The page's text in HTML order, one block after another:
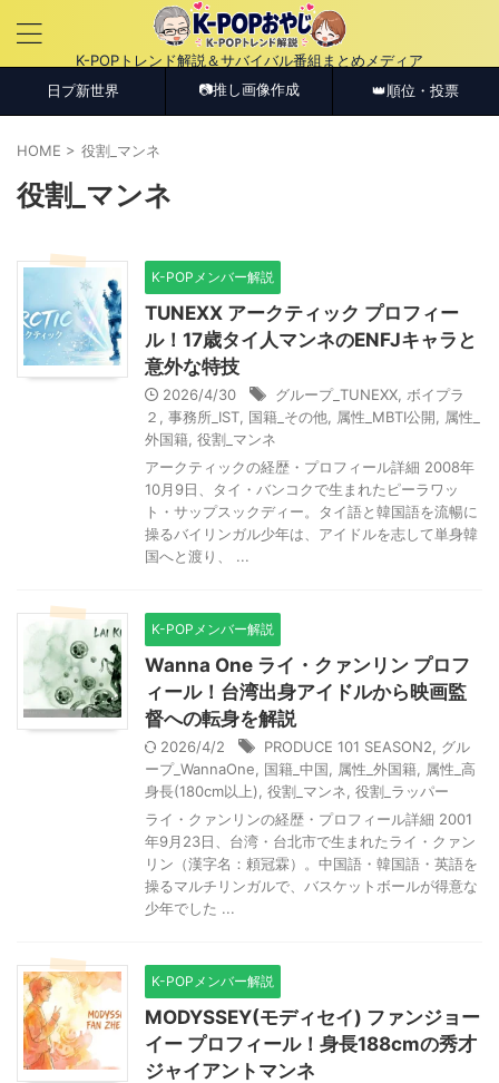
K-POPトレンド解説＆サバイバル番組まとめメディア
日プ新世界 📷推し画像作成 👑順位・投票
HOME > 役割_マンネ
役割_マンネ
K-POPメンバー解説
TUNEXX アークティック プロフィー
ル！17歳タイ人マンネのENFJキャラと
意外な特技
2026/4/30 グループ_TUNEXX ボイプラ
２
事務所_IST 国籍_その他 属性_MBTI公開
属性_
外国籍 役割_マンネ
アークティックの経歴・プロフィール詳細 2008年
10月9日、タイ・バンコクで生まれたピーラワッ
ト・サップスックディー。タイ語と韓国語を流暢に
操るバイリンガル少年は、アイドルを志して単身韓
国へと渡り、 ...
K-POPメンバー解説
Wanna One ライ・クァンリン プロフ
ィール！台湾出身アイドルから映画監
督への転身を解説
2026/4/2 PRODUCE 101 SEASON2
グル
ープ_WannaOne
国籍_中国 属性_外国籍
属性_高
身長(180cm以上) 役割_マンネ 役割_ラッパー
ライ・クァンリンの経歴・プロフィール詳細 2001
年9月23日、台湾・台北市で生まれたライ・クァン
リン（漢字名：頼冠霖）。中国語・韓国語・英語を
操るマルチリンガルで、バスケットボールが得意な
少年でした ...
K-POPメンバー解説
MODYSSEY(モディセイ) ファンジョー
イー プロフィール！身長188cmの秀才
ジャイアントマンネ